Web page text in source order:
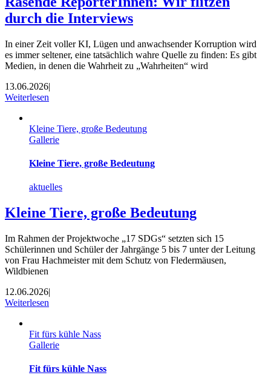
durch die Interviews
In einer Zeit voller KI, Lügen und anwachsender Korruption wird
es immer seltener, eine tatsächlich wahre Quelle zu finden: Es gibt
Medien, in denen die Wahrheit zu „Wahrheiten“ wird
13.06.2026|
Weiterlesen
Kleine Tiere, große Bedeutung
Gallerie
Kleine Tiere, große Bedeutung
aktuelles
Kleine Tiere, große Bedeutung
Im Rahmen der Projektwoche „17 SDGs“ setzten sich 15
Schülerinnen und Schüler der Jahrgänge 5 bis 7 unter der Leitung
von Frau Hachmeister mit dem Schutz von Fledermäusen,
Wildbienen
12.06.2026|
Weiterlesen
Fit fürs kühle Nass
Gallerie
Fit fürs kühle Nass